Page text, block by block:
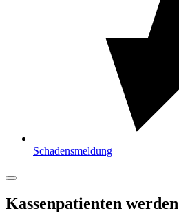
Schadensmeldung
Kassenpatienten